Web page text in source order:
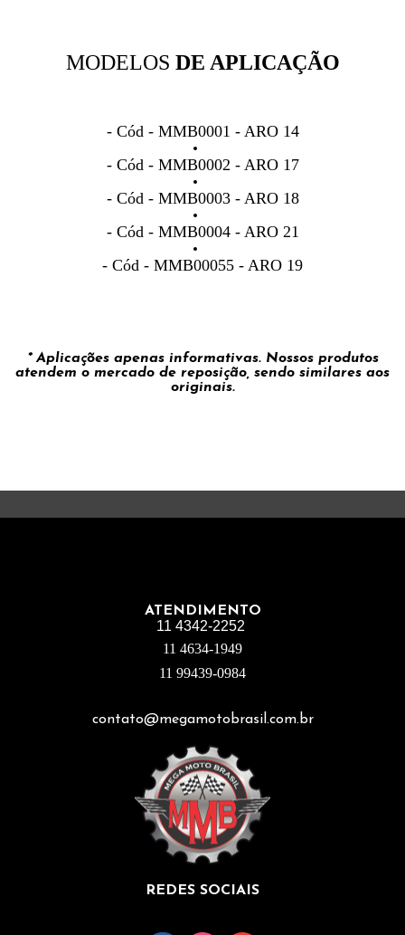
MODELOS DE APLICAÇÃO
- Cód - MMB0001 - ARO 14
- Cód - MMB0002 - ARO 17
- Cód - MMB0003 - ARO 18
- Cód - MMB0004 - ARO 21
- Cód - MMB00055 - ARO 19
* Aplicações apenas informativas. Nossos produtos
atendem o mercado de reposição, sendo similares aos
originais.
ATENDIMENTO
11 4342-2252
11 4634-1949
11 99439-0984
contato@megamotobrasil.com.br
REDES SOCIAIS